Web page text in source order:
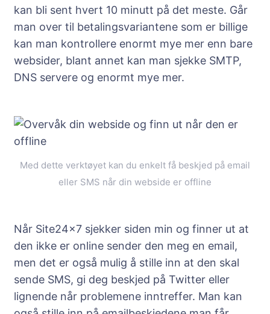
kan bli sent hvert 10 minutt på det meste. Går
man over til betalingsvariantene som er billige
kan man kontrollere enormt mye mer enn bare
websider, blant annet kan man sjekke SMTP,
DNS servere og enormt mye mer.
Med dette verktøyet kan du enkelt få beskjed på email
eller SMS når din webside er offline
Når Site24x7 sjekker siden min og finner ut at
den ikke er online sender den meg en email,
men det er også mulig å stille inn at den skal
sende SMS, gi deg beskjed på Twitter eller
lignende når problemene inntreffer. Man kan